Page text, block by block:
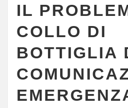
IL
COLLO DI
BOTTIGLIA